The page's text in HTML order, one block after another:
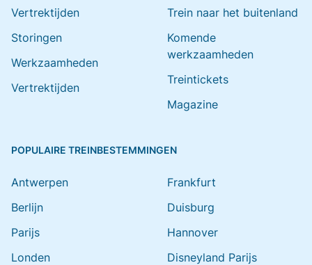
Vertrektijden
Storingen
Werkzaamheden
Vertrektijden
Trein naar het buitenland
Komende
werkzaamheden
Treintickets
Magazine
POPULAIRE TREINBESTEMMINGEN
Antwerpen
Berlijn
Parijs
Londen
Frankfurt
Duisburg
Hannover
Disneyland Parijs